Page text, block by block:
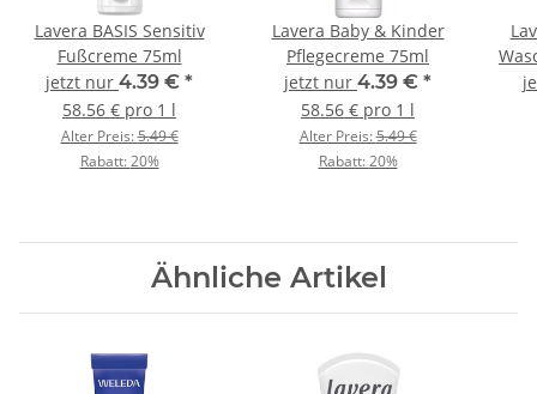
Lavera BASIS Sensitiv
Fußcreme 75ml
jetzt nur 4.39 € *
58.56 € pro 1 l
Alter Preis:5.49 €
Rabatt:20%
Lavera Baby & Kinder
Pflegecreme 75ml
jetzt nur 4.39 € *
58.56 € pro 1 l
Alter Preis:5.49 €
Rabatt:20%
Ähnliche Artikel